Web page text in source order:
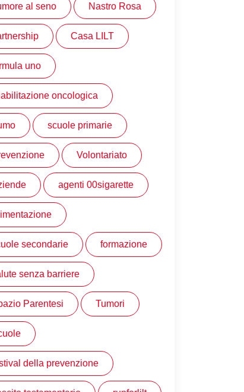
al seno Nastro Rosa
Casa LILT
uno
oncologica
scuole primarie
Volontariato
agenti 00sigarette
secondarie formazione
senza barriere
Parentesi Tumori
della prevenzione